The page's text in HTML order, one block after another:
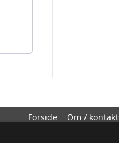
Forside Om / kontakt